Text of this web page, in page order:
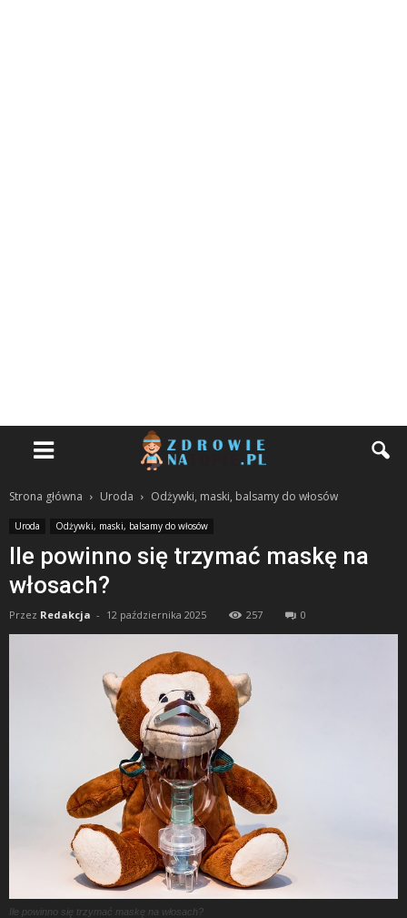
Strona główna Uroda Odżywki, maski, balsamy do włosów
Uroda Odżywki, maski, balsamy do włosów
Ile powinno się trzymać maskę na
włosach?
Przez Redakcja - 12 października 2025 257 0
Ile powinno się trzymać maskę na włosach?